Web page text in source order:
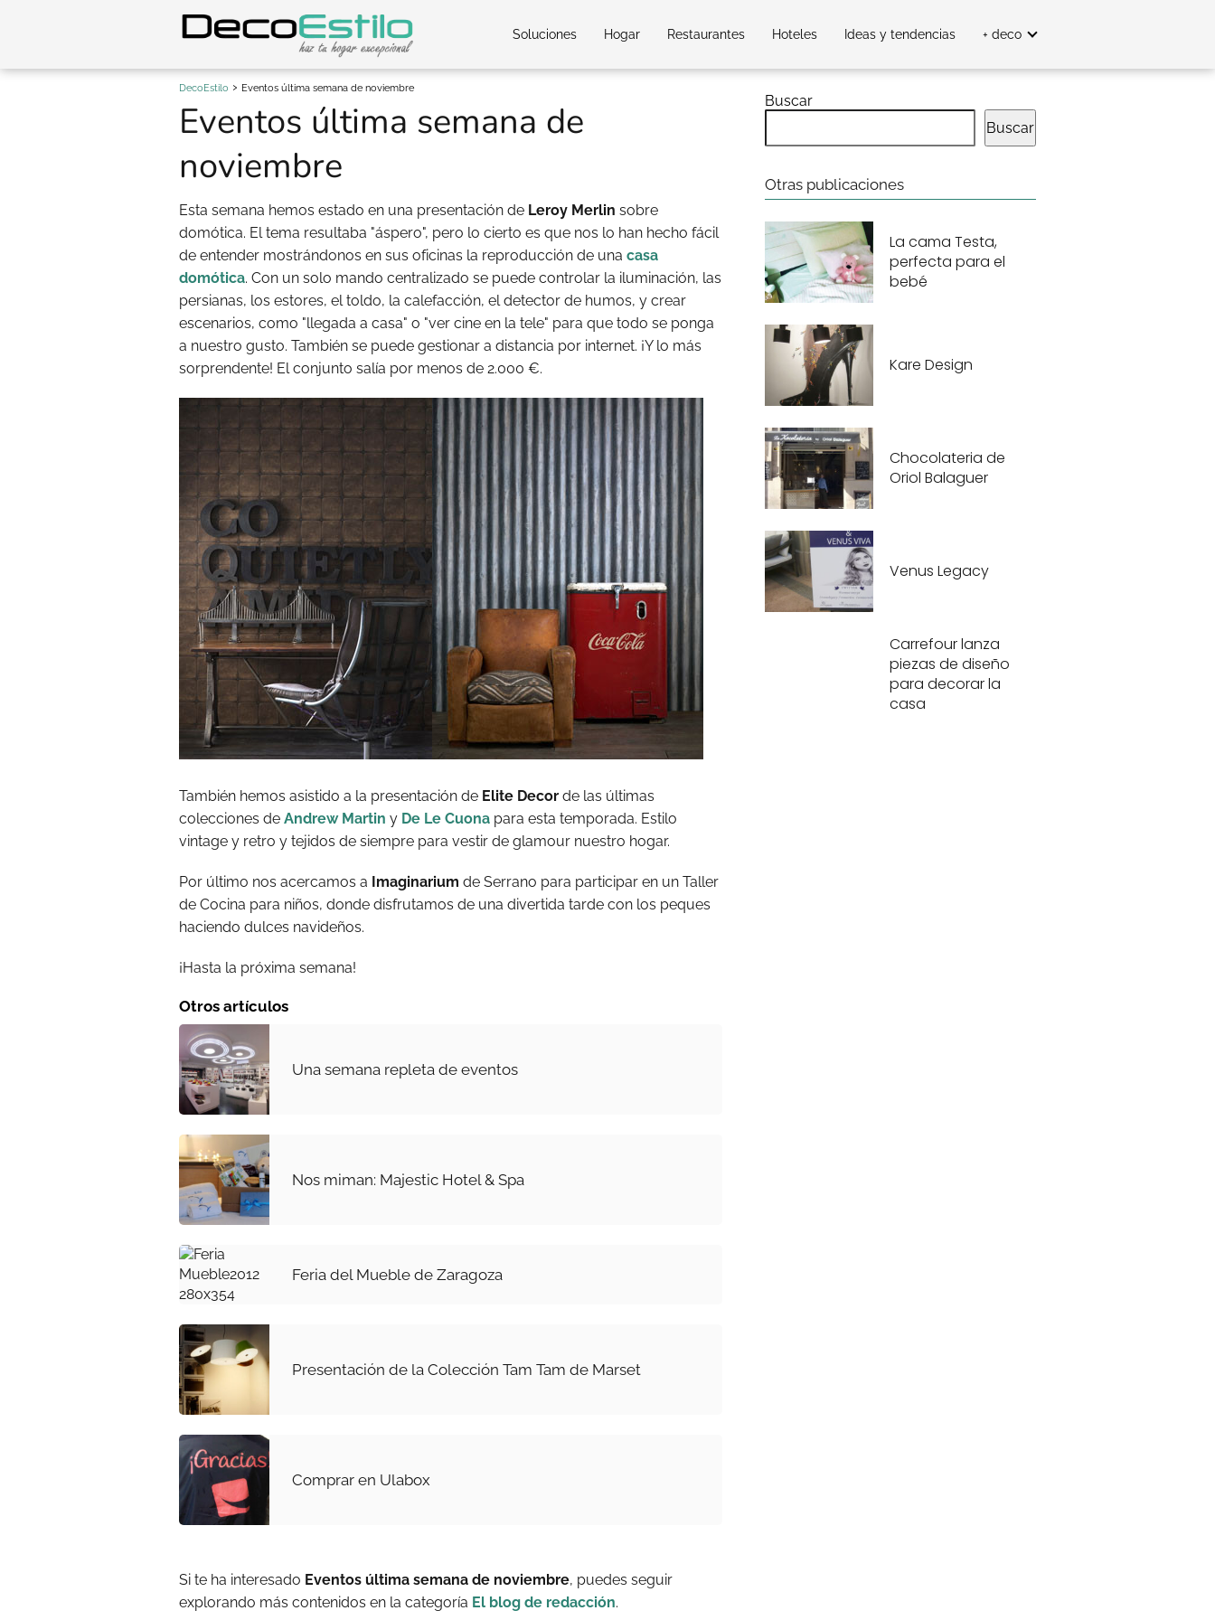
Soluciones Hogar Restaurantes Hoteles Ideas y tendencias + deco
DecoEstilo Eventos última semana de noviembre
Eventos última semana de
noviembre
Esta semana hemos estado en una presentación de Leroy Merlin sobre
domótica. El tema resultaba "áspero", pero lo cierto es que nos lo han hecho fácil
de entender mostrándonos en sus oficinas la reproducción de una casa
domótica. Con un solo mando centralizado se puede controlar la iluminación, las
persianas, los estores, el toldo, la calefacción, el detector de humos, y crear
escenarios, como "llegada a casa" o "ver cine en la tele" para que todo se ponga
a nuestro gusto. También se puede gestionar a distancia por internet. ¡Y lo más
sorprendente! El conjunto salía por menos de 2.000 €.
También hemos asistido a la presentación de Elite Decor de las últimas
colecciones de Andrew Martin y De Le Cuona para esta temporada. Estilo
vintage y retro y tejidos de siempre para vestir de glamour nuestro hogar.
Por último nos acercamos a Imaginarium de Serrano para participar en un Taller
de Cocina para niños, donde disfrutamos de una divertida tarde con los peques
haciendo dulces navideños.
¡Hasta la próxima semana!
Otros artículos
Una semana repleta de eventos
Nos miman: Majestic Hotel & Spa
Feria del Mueble de Zaragoza
Presentación de la Colección Tam Tam de Marset
Comprar en Ulabox
Si te ha interesado Eventos última semana de noviembre, puedes seguir
explorando más contenidos en la categoría El blog de redacción.
Buscar
Buscar
Otras publicaciones
La cama Testa,
perfecta para el
bebé
Kare Design
Chocolateria de
Oriol Balaguer
Venus Legacy
Carrefour lanza
piezas de diseño
para decorar la
casa